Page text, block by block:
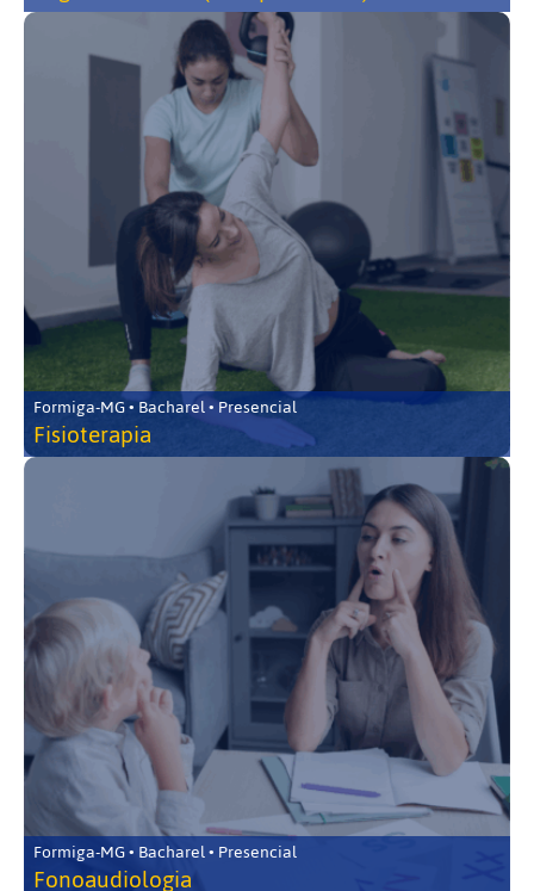
Formiga-MG • Bacharel • Presencial
Fisioterapia
Formiga-MG • Bacharel • Presencial
Fonoaudiologia